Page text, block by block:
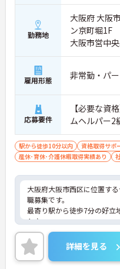
勤務地
大阪府 大阪
ン京町堀1F
大阪市営中
雇用形態 非常勤・パ
応募要件
【必要な資
ムヘルパー2
駅から徒歩10分以内 資格取得サポ
産休･育休･介護休暇取得実績あり
大阪府大阪市西区に位置す
職募集です。
最寄り駅から徒歩7分の好立
ト♪
日勤帯のみの勤務なのでお
す！
ご興味のある方はご面接の
でご気軽にお問合せください
詳細を見る